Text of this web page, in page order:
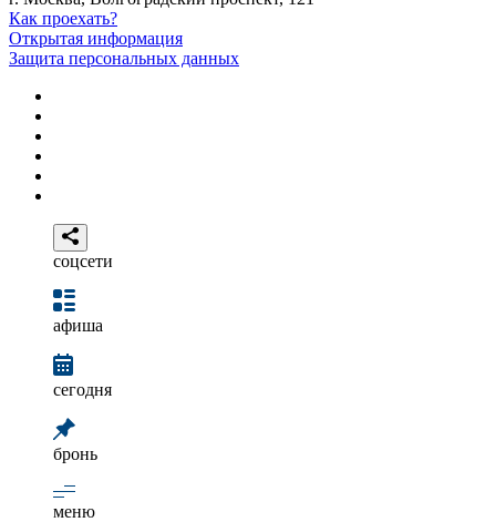
Как проехать?
Открытая информация
Защита персональных данных
соцсети
афиша
сегодня
бронь
меню